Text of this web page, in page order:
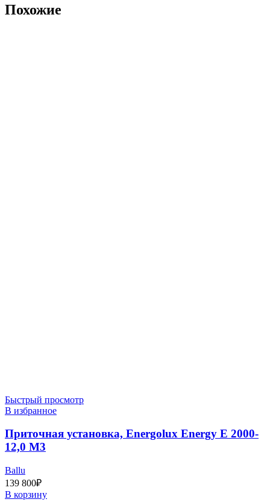
Похожие
Быстрый просмотр
В избранное
Приточная установка, Energolux Energy E 2000-
12,0 M3
Ballu
139 800₽
В корзину